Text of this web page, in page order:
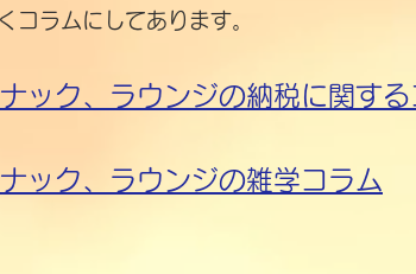
コラムにしてあります。
ック、ラウンジの納税に関する
ック、ラウンジの雑学コラム